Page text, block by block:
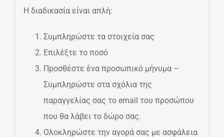
Η διαδικασία είναι απλή:
Συμπληρώστε τα στοιχεία σας
Επιλέξτε το ποσό
Προσθέστε ένα προσωπικό μήνυμα –
Συμπληρώστε στα σχόλια της
παραγγελίας σας το email του προσώπου
που θα λάβει το δώρο σας.
Ολοκληρώστε την αγορά σας με ασφάλεια